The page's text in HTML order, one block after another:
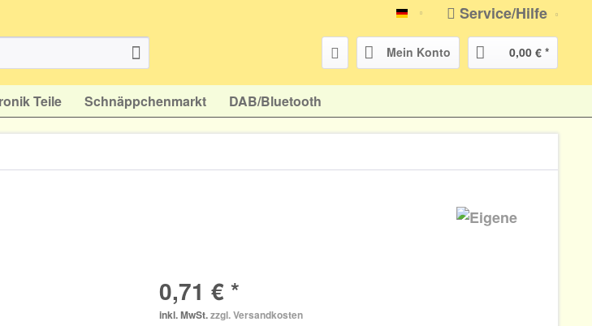
atr-shop.deService/Hilfe
Mein Konto 0,00 € *
Teile Schnäppchenmarkt DAB/Bluetooth
0,71 € *
inkl. MwSt.zzgl. Versandkosten